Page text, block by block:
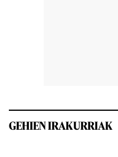
GEHIEN IRAKURRIAK